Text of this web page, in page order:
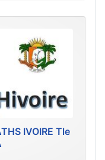
IVOIRE Tle